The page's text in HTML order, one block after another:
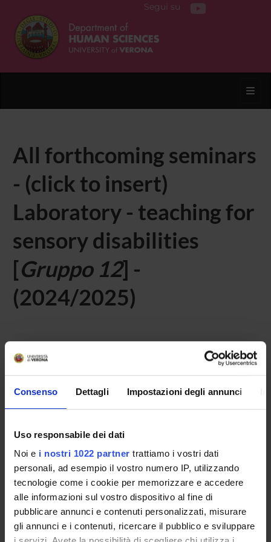
Consenso Dettagli Impostazioni degli annunci
Uso responsabile dei dati
Noi e i nostri 1022 partner trattiamo i vostri dati
personali, ad esempio il vostro numero IP, utilizzando
tecnologie come i cookie per memorizzare e accedere
alle informazioni sul vostro dispositivo al fine di
pubblicare annunci e contenuti personalizzati, misurare
gli annunci e i contenuti, ricercare il pubblico e sviluppare
Segui su
All forthcoming seminars
- (click to insert)
Laboratory - teaching for
sensory disabilities
[Gruppo 12] -
(2024/2025)
Home Teaching Seminars
insert) Laboratory - teaching for sensory disabilities.
STUDYING
COURSES
PHD PROGRAMMES AND POSTGRADUATE
TRAINING